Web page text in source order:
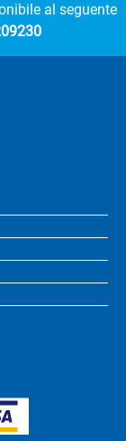
al seguente